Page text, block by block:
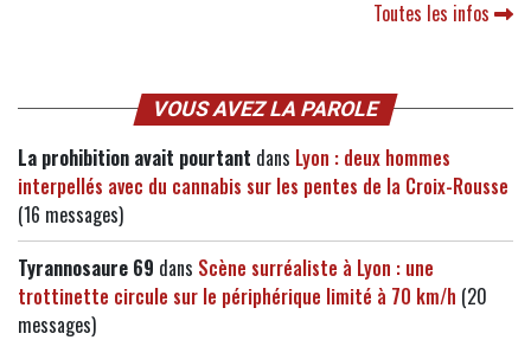
Toutes les infos
VOUS AVEZ LA PAROLE
La prohibition avait pourtant dans Lyon : deux hommes
interpellés avec du cannabis sur les pentes de la Croix-Rousse
(16 messages)
Tyrannosaure 69 dans Scène surréaliste à Lyon : une
trottinette circule sur le périphérique limité à 70 km/h (20
messages)